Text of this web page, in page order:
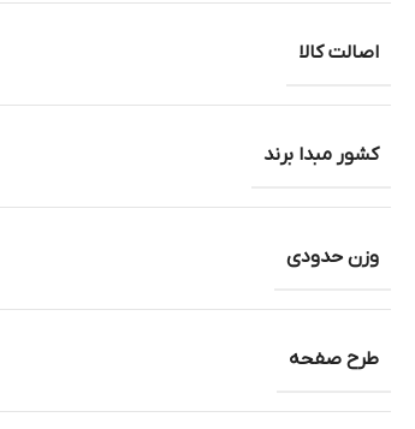
اصالت کالا
کشور مبدا برند
وزن حدودی
طرح صفحه